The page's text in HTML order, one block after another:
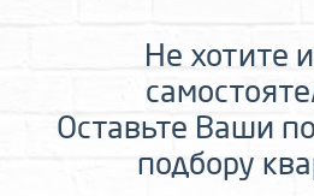
Не хотите
Оставьте Ваши
подбору